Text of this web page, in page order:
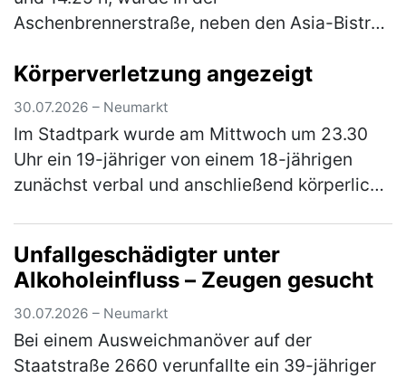
Aschenbrennerstraße, neben den Asia-Bistro,
Automaten befanden sich ca. 300 Flaschen
mit Energy- u… (mehr)
Körperverletzung angezeigt
30.07.2026 – Neumarkt
Im Stadtpark wurde am Mittwoch um 23.30
Uhr ein 19-jähriger von einem 18-jährigen
zunächst verbal und anschließend körperlich
Unfallgeschädigter unter
Alkoholeinfluss – Zeugen gesucht
30.07.2026 – Neumarkt
Bei einem Ausweichmanöver auf der
Staatstraße 2660 verunfallte ein 39-jähriger